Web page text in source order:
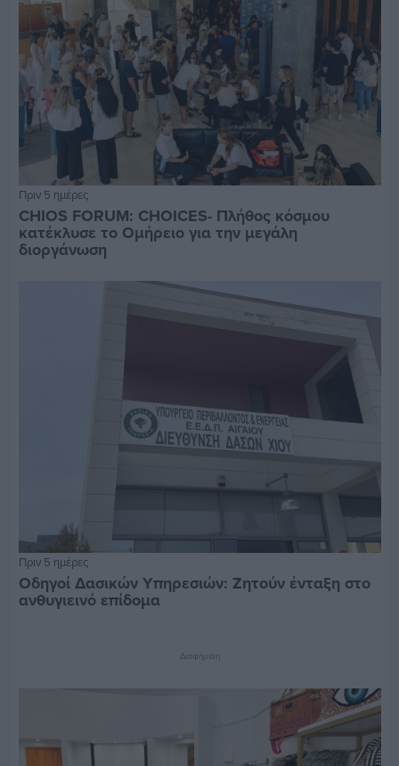
Πριν 5 ημέρες
CHIOS FORUM: CHOICES- Πλήθος κόσμου
κατέκλυσε το Ομήρειο για την μεγάλη
διοργάνωση
Πριν 5 ημέρες
Οδηγοί Δασικών Υπηρεσιών: Ζητούν ένταξη στο
ανθυγιεινό επίδομα
Διαφήμιση